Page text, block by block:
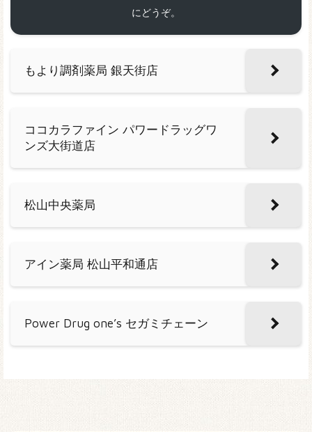
にどうぞ。
もより調剤薬局 銀天街店
ココカラファイン パワードラッグワ
ンズ大街道店
松山中央薬局
アイン薬局 松山平和通店
Power Drug one’s セガミチェーン